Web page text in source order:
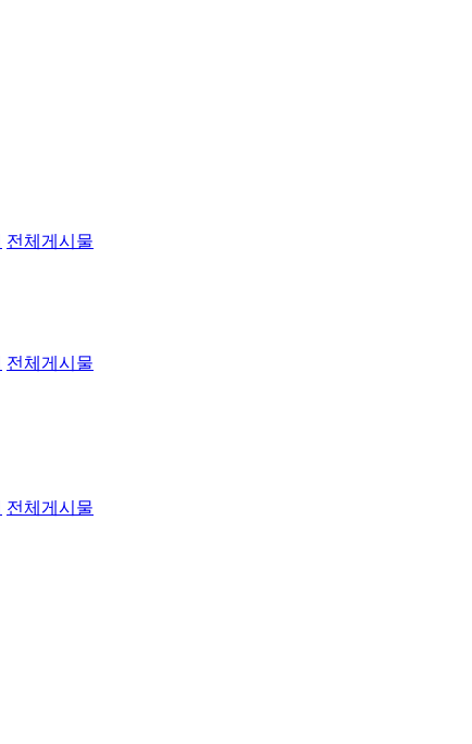
전체게시물
전체게시물
전체게시물